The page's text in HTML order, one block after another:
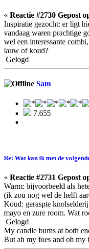
« Reactie #2730 Gepost
Inspiratie gezocht: er ligt
vandaag waren prachtige
wel een interessante
lauw of koud?
Gelogd
Sam
7.655
Re: Wat kan ik met de
« Reactie #2731 Gepost
Warm: bijvoorbeeld als
(ik zou nog wel de helft
Koud: geraspte
mayo en zure room. Wat
Gelogd
My candle burns at both
But ah my foes and oh